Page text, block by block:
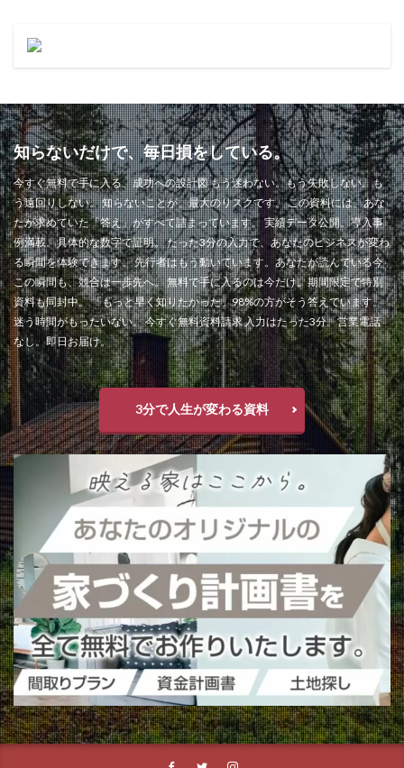
知らないだけで、毎日損をしている。
今すぐ無料で手に入る、成功への設計図 もう迷わない。もう失敗しない。も
う遠回りしない。 知らないことが、最大のリスクです。 この資料には、あな
たが求めていた「答え」がすべて詰まっています。 実績データ公開。導入事
例満載。具体的な数字で証明。 たった3分の入力で、あなたのビジネスが変わ
る瞬間を体験できます。 先行者はもう動いています。あなたが読んでいる今
この瞬間も、競合は一歩先へ。 無料で手に入るのは今だけ。期間限定で特別
資料も同封中。 「もっと早く知りたかった」98%の方がそう答えています。
迷う時間がもったいない。 今すぐ無料資料請求 入力はたった3分。営業電話
なし。即日お届け。
3分で人生が変わる資料